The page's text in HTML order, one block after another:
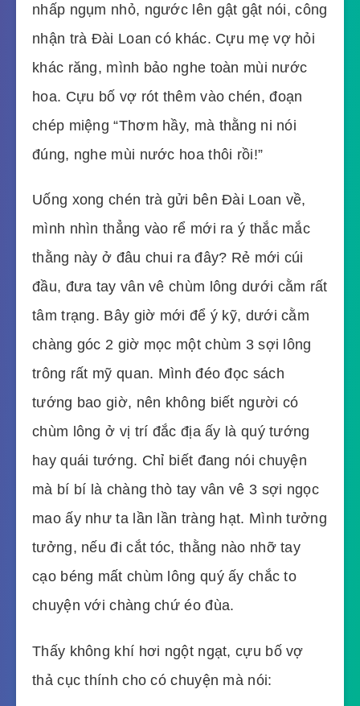
nhấp ngụm nhỏ, ngước lên gật gật nói, công
nhận trà Đài Loan có khác. Cựu mẹ vợ hỏi
khác răng, mình bảo nghe toàn mùi nước
hoa. Cựu bố vợ rót thêm vào chén, đoạn
chép miệng “Thơm hầy, mà thằng ni nói
đúng, nghe mùi nước hoa thôi rồi!”
Uống xong chén trà gửi bên Đài Loan về,
mình nhìn thẳng vào rể mới ra ý thắc mắc
thằng này ở đâu chui ra đây? Rẻ mới cúi
đầu, đưa tay vân vê chùm lông dưới cằm rất
tâm trạng. Bây giờ mới để ý kỹ, dưới cằm
chàng góc 2 giờ mọc một chùm 3 sợi lông
trông rất mỹ quan. Mình đéo đọc sách
tướng bao giờ, nên không biết người có
chùm lông ở vị trí đắc địa ấy là quý tướng
hay quái tướng. Chỉ biết đang nói chuyện
mà bí bí là chàng thò tay vân vê 3 sợi ngọc
mao ấy như ta lần lần tràng hạt. Mình tưởng
tưởng, nếu đi cắt tóc, thằng nào nhỡ tay
cạo béng mất chùm lông quý ấy chắc to
chuyện với chàng chứ éo đùa.
Thấy không khí hơi ngột ngạt, cựu bố vợ
thả cục thính cho có chuyện mà nói: